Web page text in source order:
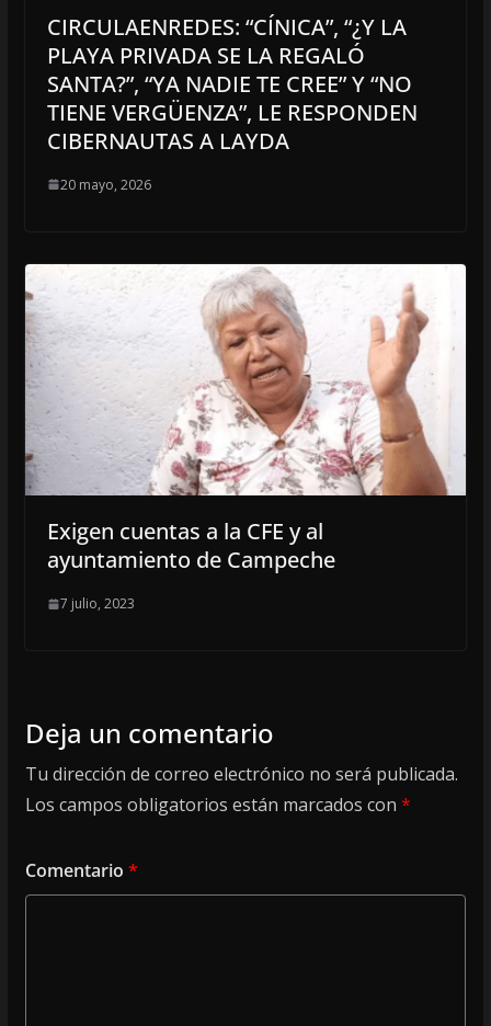
CIRCULAENREDES: “CÍNICA”, “¿Y LA
PLAYA PRIVADA SE LA REGALÓ
SANTA?”, “YA NADIE TE CREE” Y “NO
TIENE VERGÜENZA”, LE RESPONDEN
CIBERNAUTAS A LAYDA
20 mayo, 2026
Exigen cuentas a la CFE y al
ayuntamiento de Campeche
7 julio, 2023
Deja un comentario
Tu dirección de correo electrónico no será publicada.
Los campos obligatorios están marcados con *
Comentario *